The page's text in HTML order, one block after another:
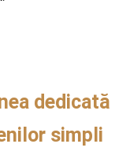
dedicată
simpli